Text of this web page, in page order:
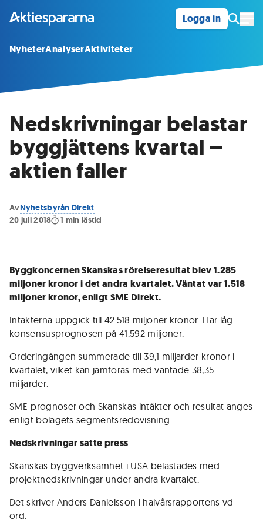
Logga in
NyheterAnalyserAktiviteter
Nedskrivningar belastar
byggjättens kvartal –
aktien faller
AvNyhetsbyrån Direkt
20 juli 2018
1 min lästid
Byggkoncernen Skanskas rörelseresultat blev 1.285
miljoner kronor i det andra kvartalet. Väntat var 1.518
miljoner kronor, enligt SME Direkt.
Intäkterna uppgick till 42.518 miljoner kronor. Här låg
konsensusprognosen på 41.592 miljoner.
Orderingången summerade till 39,1 miljarder kronor i
kvartalet, vilket kan jämföras med väntade 38,35
miljarder.
SME-prognoser och Skanskas intäkter och resultat anges
enligt bolagets segmentsredovisning.
Nedskrivningar satte press
Skanskas byggverksamhet i USA belastades med
projektnedskrivningar under andra kvartalet.
Det skriver Anders Danielsson i halvårsrapportens vd-
ord.